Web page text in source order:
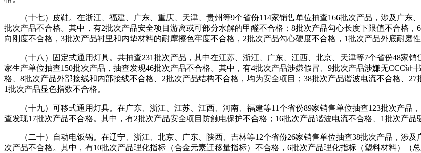
（十七）皮鞋。在浙江、福建、广东、重庆、天津、贵州等9个省份114家销售单位抽查166批次产品，涉及广东
批次产品不合格。其中，有2批次产品安全项目游离或可部分水解的甲醛不合格；8批次产品勾心长度下限值不合格
向刚度不合格，3批次产品衬里和内垫材料的耐摩擦色牢度不合格，2批次产品勾心硬度不合格，1批次产品外底耐磨
（十八）固定式通用灯具。共抽查231批次产品，其中在江苏、浙江、广东、江西、北京、天津等7个省份48家销
家生产单位抽查150批次产品，抽查发现46批次产品不合格。其中，有4批次产品涉嫌假冒、9批次产品涉嫌无CCC
格、8批次产品外部接线和内部接线不合格、2批次产品结构不合格，均为安全项目；38批次产品谐波电流不合格、
1批次产品显色指数不合格。
（十九）可移式通用灯具。在广东、浙江、江苏、江西、河南、福建等11个省份89家销售单位抽查123批次产品
查发现17批次产品不合格。其中，有2批次产品安全项目防触电保护不合格；16批次产品谐波电流不合格、1批次产品
（二十）自动电饭锅。在辽宁、浙江、北京、广东、陕西、吉林等12个省份26家销售单位抽查38批次产品，涉及
次产品不合格。其中，有10批次产品理化指标（合金元素迁移量指标）不合格，6批次产品理化指标（塑料材料）（